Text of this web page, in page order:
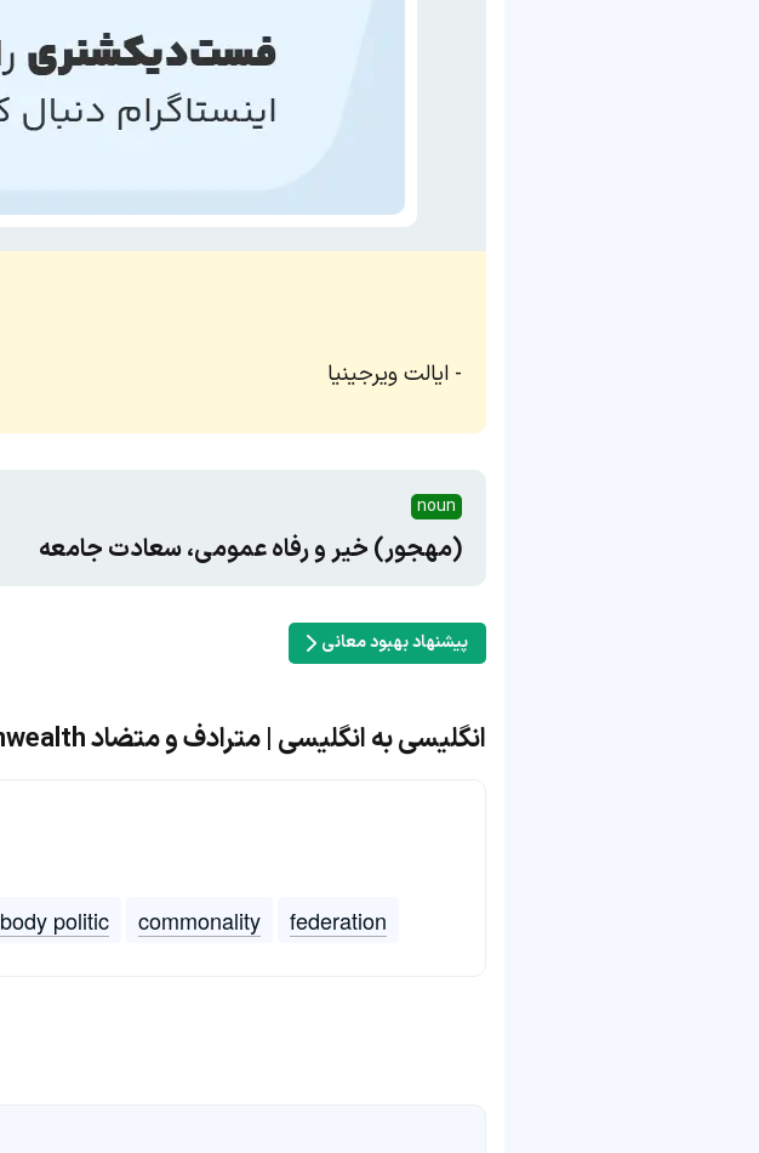
ایالت ویرجینیا
noun
(مهجور) خیر و رفاه عمومی، سعادت جامعه
پیشنهاد بهبود معانی
انگلیسی به انگلیسی | مترادف و متضاد commonwealth
body politic commonality federation